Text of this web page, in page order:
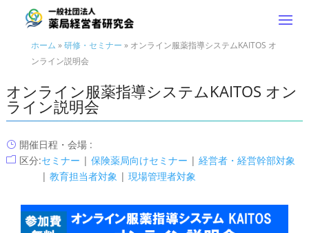
ホーム »研修・セミナー » オンライン服薬指導システムKAITOS オ
ンライン説明会
オンライン服薬指導システムKAITOS オン
ライン説明会
} 開催日程・会場 :
m 区分:セミナー | 保険薬局向けセミナー | 経営者・経営幹部対象
| 教育担当者対象 | 現場管理者対象